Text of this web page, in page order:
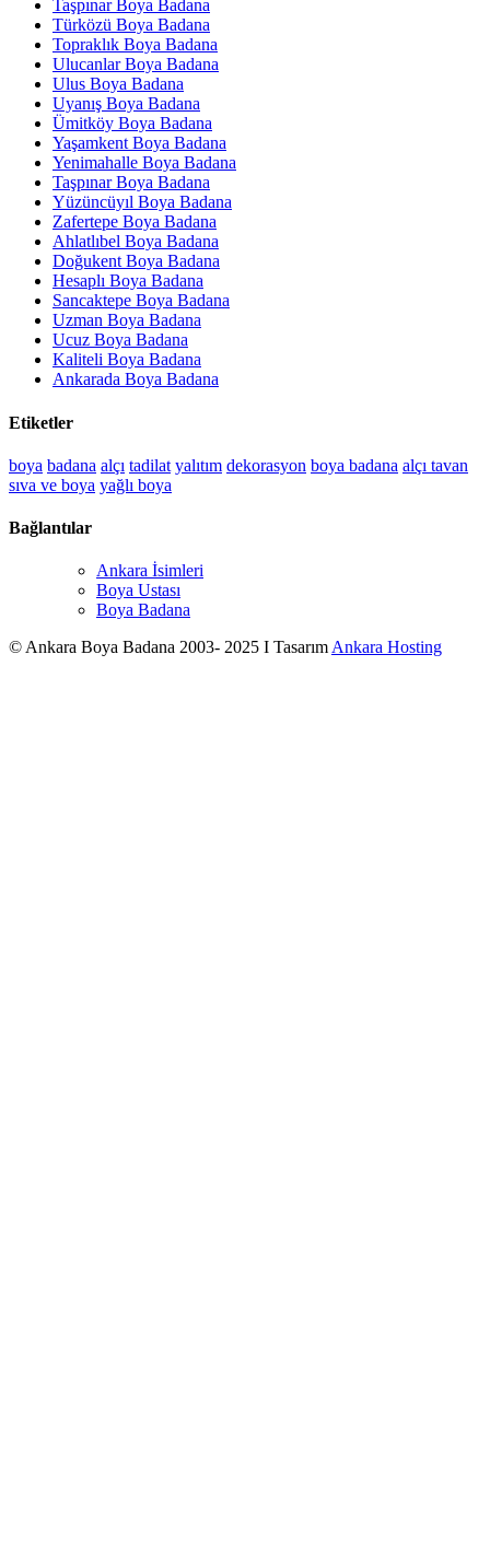
Taşpınar Boya Badana
Türközü Boya Badana
Topraklık Boya Badana
Ulucanlar Boya Badana
Ulus Boya Badana
Uyanış Boya Badana
Ümitköy Boya Badana
Yaşamkent Boya Badana
Yenimahalle Boya Badana
Taşpınar Boya Badana
Yüzüncüyıl Boya Badana
Zafertepe Boya Badana
Ahlatlıbel Boya Badana
Doğukent Boya Badana
Hesaplı Boya Badana
Sancaktepe Boya Badana
Uzman Boya Badana
Ucuz Boya Badana
Kaliteli Boya Badana
Ankarada Boya Badana
Etiketler
boya badana alçı tadilat yalıtım dekorasyon boya badana alçı tavan
sıva ve boya yağlı boya
Bağlantılar
Ankara İsimleri
Boya Ustası
Boya Badana
© Ankara Boya Badana 2003- 2025 I Tasarım Ankara Hosting